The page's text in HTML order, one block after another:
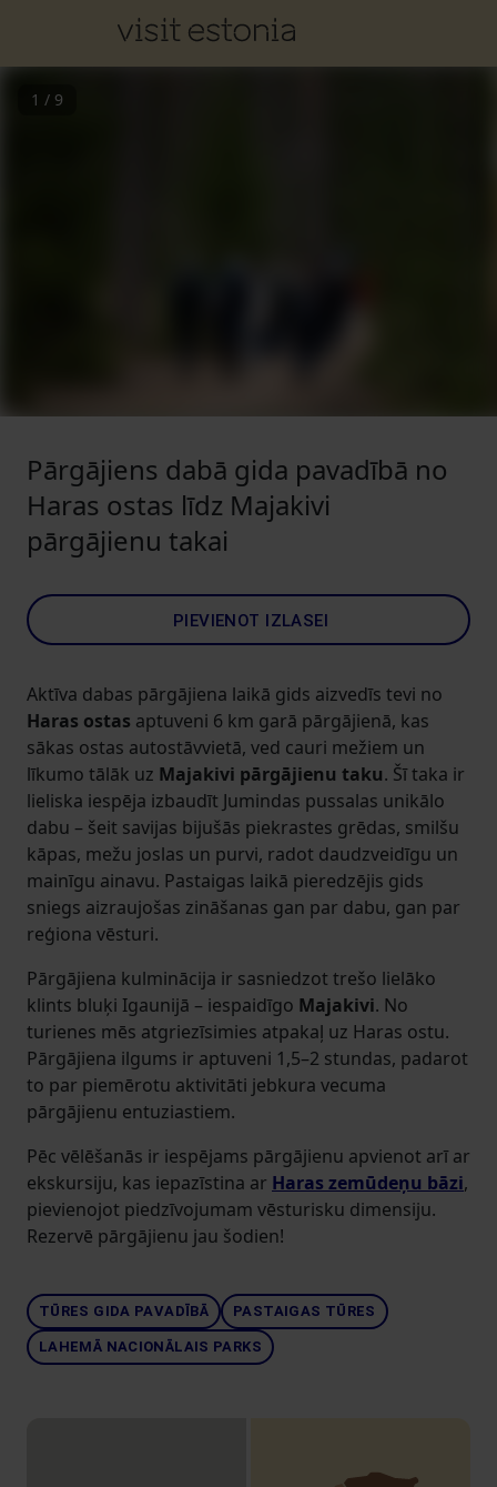
1 / 9
Pārgājiens dabā gida pavadībā no
Haras ostas līdz Majakivi
pārgājienu takai
PIEVIENOT IZLASEI
Aktīva dabas pārgājiena laikā gids aizvedīs tevi no
Haras ostas aptuveni 6 km garā pārgājienā, kas
sākas ostas autostāvvietā, ved cauri mežiem un
līkumo tālāk uz Majakivi pārgājienu taku. Šī taka ir
lieliska iespēja izbaudīt Jumindas pussalas unikālo
dabu – šeit savijas bijušās piekrastes grēdas, smilšu
kāpas, mežu joslas un purvi, radot daudzveidīgu un
mainīgu ainavu. Pastaigas laikā pieredzējis gids
sniegs aizraujošas zināšanas gan par dabu, gan par
reģiona vēsturi.
Pārgājiena kulminācija ir sasniedzot trešo lielāko
klints bluķi Igaunijā – iespaidīgo Majakivi. No
turienes mēs atgriezīsimies atpakaļ uz Haras ostu.
Pārgājiena ilgums ir aptuveni 1,5–2 stundas, padarot
to par piemērotu aktivitāti jebkura vecuma
pārgājienu entuziastiem.
Pēc vēlēšanās ir iespējams pārgājienu apvienot arī ar
ekskursiju, kas iepazīstina ar Haras zemūdeņu bāzi,
pievienojot piedzīvojumam vēsturisku dimensiju.
Rezervē pārgājienu jau šodien!
TŪRES GIDA PAVADĪBĀ PASTAIGAS TŪRES
LAHEMĀ NACIONĀLAIS PARKS